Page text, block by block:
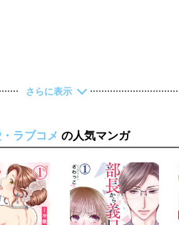
さらに表示
ラブコメ の人気マンガ